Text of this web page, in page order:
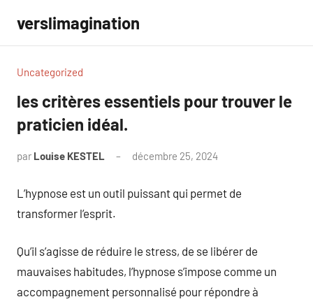
contenu
verslimagination
Uncategorized
les critères essentiels pour trouver le
praticien idéal.
par Louise KESTEL décembre 25, 2024
L’hypnose est un outil puissant qui permet de
transformer l’esprit.
Qu’il s’agisse de réduire le stress, de se libérer de
mauvaises habitudes, l’hypnose s’impose comme un
accompagnement personnalisé pour répondre à